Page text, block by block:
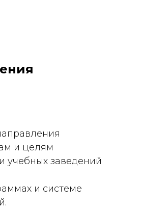
и целям
учебных заведений
и системе